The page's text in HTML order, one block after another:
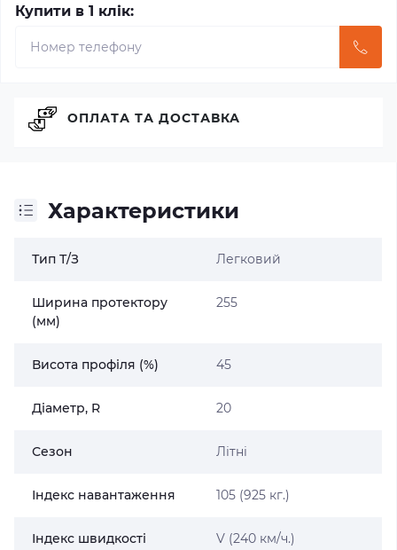
Купити в 1 клік:
Характеристики
Тип Т/З Легковий
Ширина протектору
(мм)
255
Висота профіля (%) 45
Діаметр, R 20
Сезон Літні
Індекс навантаження 105 (925 кг.)
Індекс швидкості V (240 км/ч.)
ОПЛАТА ТА ДОСТАВКА